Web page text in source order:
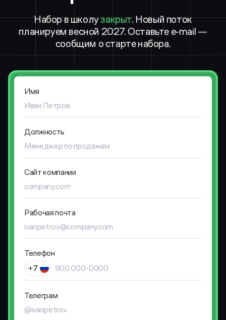
Финишная прямая
Выпускной и нетворк.
Набор в школузакрыт. Новый поток
планируем весной 2027. Оставьте e‑mail —
сообщим о старте набора.
Имя
Должность
Сайт компании
Рабочая почта
Телефон
Телеграм